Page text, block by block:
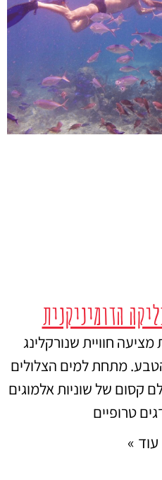
הדומיניקנית
חוויית שנורקלינג
מתחת למים הצלולים
קסום של שוניות אלמוגים
טרופיים
»